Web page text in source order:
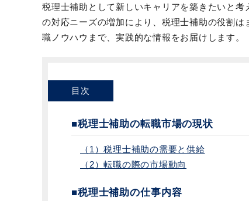
税理士補助として新しいキャリアを築きたいと
の対応ニーズの増加により、税理士補助の役割
職ノウハウまで、実践的な情報をお届けします。
目次
■税理士補助の転職市場の現状
（1）税理士補助の需要と供給
（2）転職の際の市場動向
■税理士補助の仕事内容